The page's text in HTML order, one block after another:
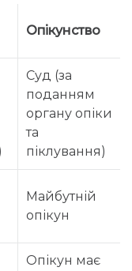
Опікунство
Суд (за
поданням
органу опіки
та
піклування)
Майбутній
опікун
Опікун має